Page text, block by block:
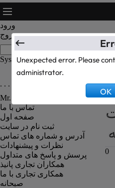
ورود
خروج
System Text Test
0
. . . رزومه کارکنان رستوران . . .
Mr. Kanbiz Administrator
تماس با ما
صفحه اول
ثبت نام در سایت
آدرس و شماره های تماس
نظرات و پیشنهادات
پرسش و پاسخ های متداول
همکاران تجاری پانیذ
همکاری تجاری با ما
صبحانه
Unexpected error. Please
administrator.
OK